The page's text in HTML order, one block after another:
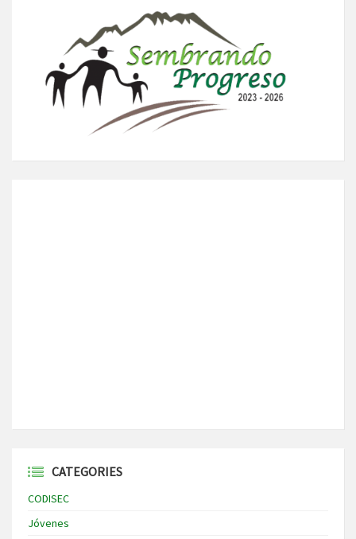
CATEGORIES
CODISEC
Jóvenes